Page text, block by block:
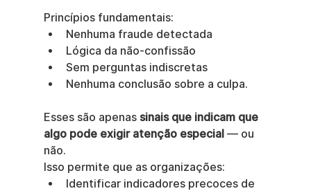
Princípios fundamentais:
Nenhuma fraude detectada
Lógica da não-confissão
Sem perguntas indiscretas
Nenhuma conclusão sobre a culpa.
Esses são apenas sinais que indicam que
algo pode exigir atenção especial — ou
não.
Isso permite que as organizações:
Identificar indicadores precoces de